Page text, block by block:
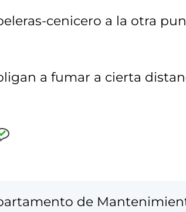
cenicero a la otra
a fumar a cierta
de